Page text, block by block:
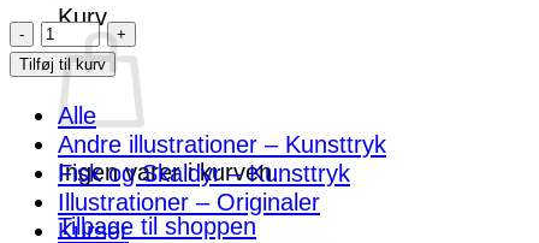
Kurv
Ingen varer i kurven.
Tilbage til shoppen
Gavekort
med
spiselige
vilde
planter
antal
Tilføj til kurv
Alle
Andre illustrationer – Kunsttryk
Fisk og Skaldyr – Kunsttryk
Illustrationer – Originaler
Kurser